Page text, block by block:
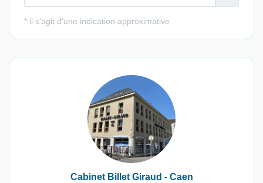
Cabinet Billet Giraud - Caen